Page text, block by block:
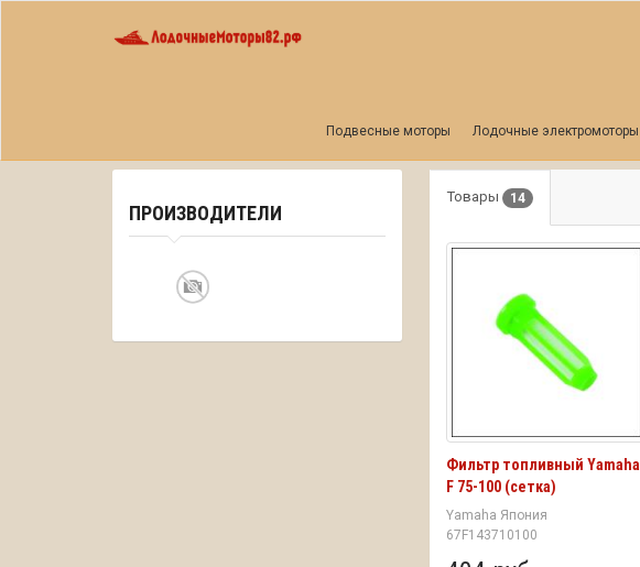
Подвесные моторы Лодочные электромоторы
ПРОИЗВОДИТЕЛИ
Товары 14
Фильтр топливный Yamaha
F 75-100 (сетка)
Yamaha Япония
67F143710100